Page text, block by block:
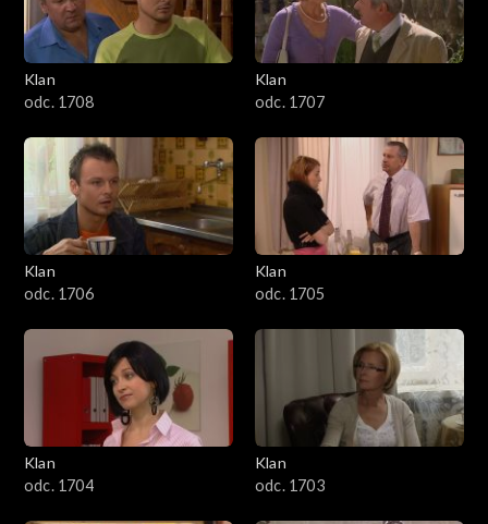
Klan
odc. 1708
Klan
odc. 1707
Klan
odc. 1706
Klan
odc. 1705
Klan
odc. 1704
Klan
odc. 1703